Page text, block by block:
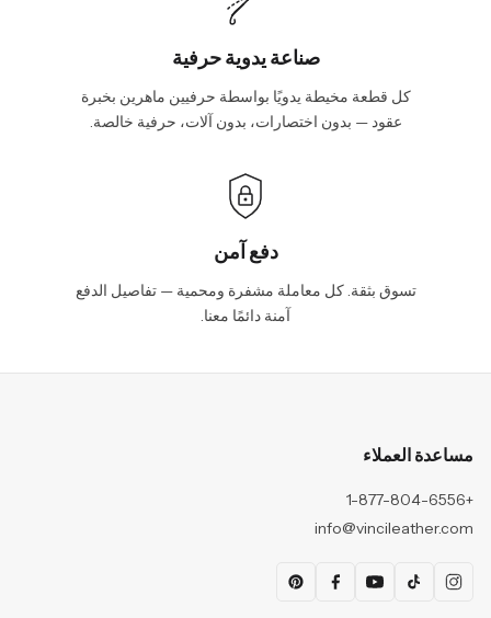
صناعة يدوية حرفية
كل قطعة مخيطة يدويًا بواسطة حرفيين ماهرين بخبرة
عقود — بدون اختصارات، بدون آلات، حرفية خالصة.
دفع آمن
تسوق بثقة. كل معاملة مشفرة ومحمية — تفاصيل الدفع
آمنة دائمًا معنا.
مساعدة العملاء
+1-877-804-6556
info@vincileather.com